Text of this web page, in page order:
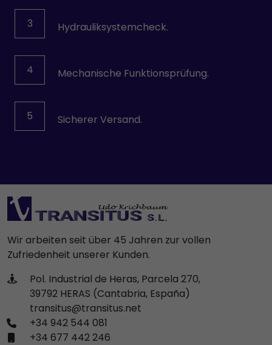
VICKERS
VOGEL
YPC-SOLENOID
3 Hydrauliksystemcheck.
4 Mechanische Funktionsprüfung.
5 Sicherer Versand.
Wir arbeiten seit über 45 Jahren zur vollen
Zufriedenheit unserer Kunden.
Pol. Industrial de Heras, Parcela 270,
39792 HERAS (Cantabria, España)
transitus@transitus.net
+34 942 544 081
+34 677 442 246